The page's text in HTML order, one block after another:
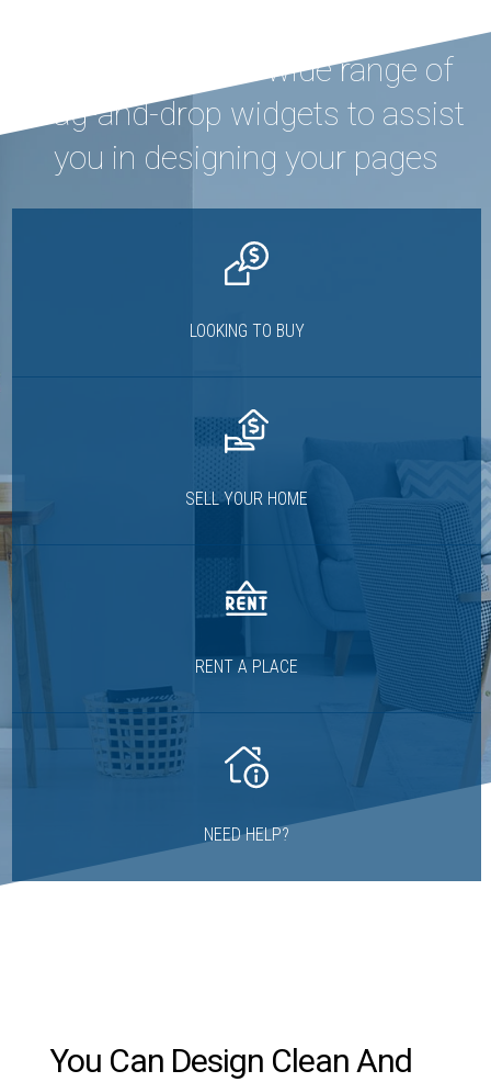
Houzez offers a wide range of
drag-and-drop widgets to assist
you in designing your pages
LOOKING TO BUY
SELL YOUR HOME
RENT A PLACE
NEED HELP?
You Can Design Clean And